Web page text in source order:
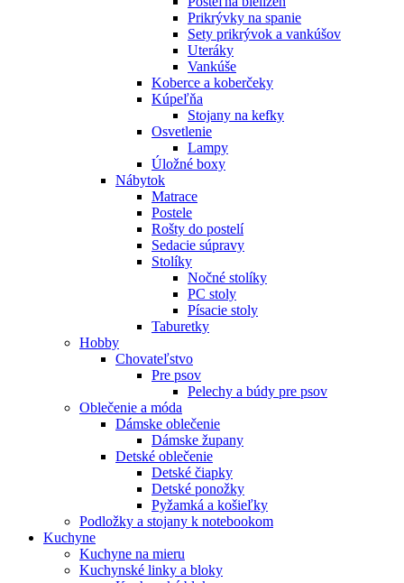
Prikrývky na spanie
Sety prikrývok a vankúšov
Uteráky
Vankúše
Koberce a koberčeky
Kúpeľňa
Stojany na kefky
Osvetlenie
Lampy
Úložné boxy
Nábytok
Matrace
Postele
Rošty do postelí
Sedacie súpravy
Stolíky
Nočné stolíky
PC stoly
Písacie stoly
Taburetky
Hobby
Chovateľstvo
Pre psov
Pelechy a búdy pre psov
Oblečenie a móda
Dámske oblečenie
Dámske župany
Detské oblečenie
Detské čiapky
Detské ponožky
Pyžamká a košieľky
Podložky a stojany k notebookom
Kuchyne
Kuchyne na mieru
Kuchynské linky a bloky